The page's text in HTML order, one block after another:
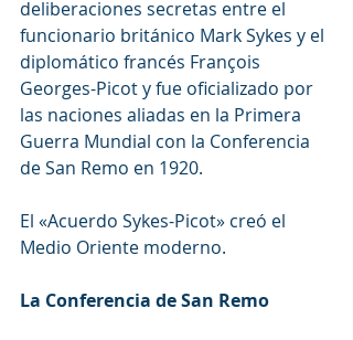
deliberaciones secretas entre el
funcionario británico Mark Sykes y el
diplomático francés François
Georges-Picot y fue oficializado por
las naciones aliadas en la Primera
Guerra Mundial con la Conferencia
de San Remo en 1920.
El «Acuerdo Sykes-Picot» creó el
Medio Oriente moderno.
La Conferencia de San Remo